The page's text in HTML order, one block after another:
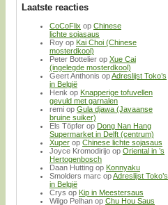
Laatste reacties
CoCoFlix op Chinese
lichte sojasaus
Roy op Kai Choi (Chinese
mosterdkool)
Peter Bottelier op Xue Cai
(ingelegde mosterdkool)
Geert Anthonis opAdreslijst Toko’s
in België
Henk op Knapperige tofuvellen
gevuld met garnalen
remi op Gula djawa (Javaanse
bruine suiker)
Els Töpfer op Dong Nan Hang
Supermarket in Delft (centrum)
Xuper op Chinese lichte sojasaus
Joyce Kromodirijo op Oriental in ’s
Hertogenbosch
Daan Hutting op Konnyaku
Smolders marc opAdreslijst Toko’s
in België
Crys op Kip in Meestersaus
Wilgo Pelhan op Chu Hou Saus